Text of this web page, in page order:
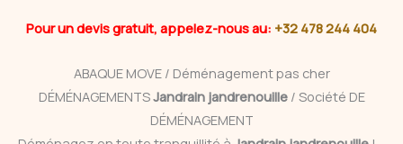
Pour un devis gratuit, appelez-nous au: +32 478 244 404
ABAQUE MOVE / Déménagement pas cher
DÉMÉNAGEMENTSJandrain jandrenouille / Société DE
DÉMÉNAGEMENT